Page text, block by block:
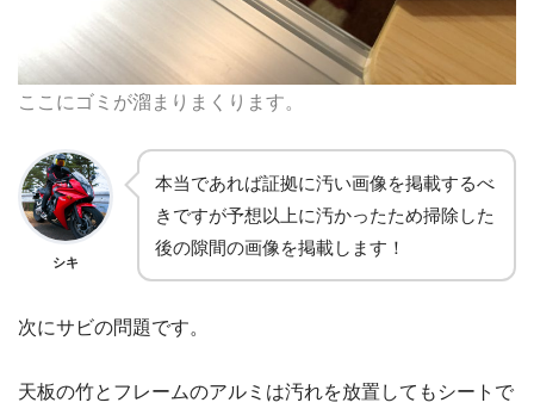
ここにゴミが溜まりまくります。
シキ
本当であれば証拠に汚い画像を掲載するべ
きですが予想以上に汚かったため掃除した
後の隙間の画像を掲載します！
次にサビの問題です。
天板の竹とフレームのアルミは汚れを放置してもシートで